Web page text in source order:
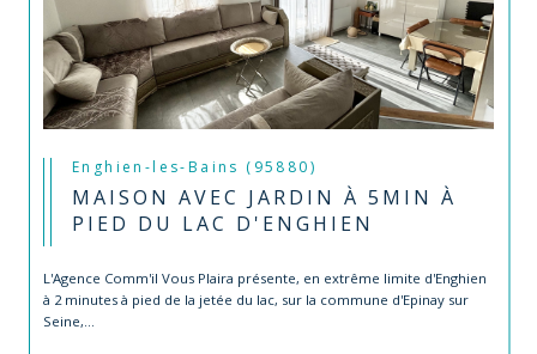
Enghien-les-Bains (95880)
MAISON AVEC JARDIN À 5MIN À
PIED DU LAC D'ENGHIEN
L'Agence Comm'il Vous Plaira présente, en extrême limite d'Enghien
à 2 minutes à pied de la jetée du lac, sur la commune d'Epinay sur
Seine,...